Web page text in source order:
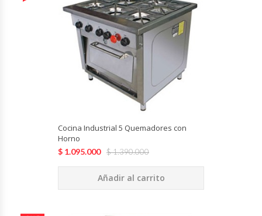
Exprimidoras De Cítricos
Extractoras De Jugos
Fabricadoras De Hielo
Freidoras Industriales
Granizadoras
Cocina Industrial 5 Quemadores con
Horno
$1.390.000
$ 1.095.000
Añadir al carrito